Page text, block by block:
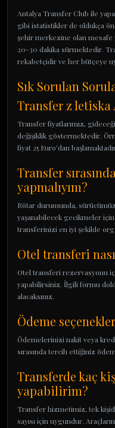
Antalya Transfer Club ile
gibi istatistikler de oldukça
şehir merkezine olan mesafe
20-30 dakika sürmektedir.
rekabetçidir ve her bütçeye
Sık Sorulan
Transfer z
Transfer fiyatlarımız,
değişiklik göstermektedir.
fiyat 25 Euro'dan
Transfer
yapmalıyım?
Rötar durumunda,
yaşanabilecek gecikmeler
transferinizi en iyi şekilde
Otel transferi
Otel transferi rezervasyonu
yapabilirsiniz. İlgili formu
alacaksınız.
Ödeme
Ödemelerinizi nakit veya
sırasında tercih ettiğiniz
Transferde kaç
yapabilirim?
Transfer hizmetimiz, tek
sayısı için uygundur.